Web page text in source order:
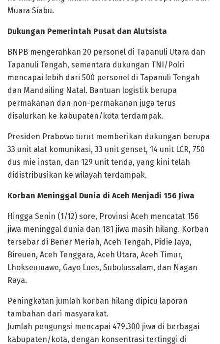
Muara Siabu.
Dukungan Pemerintah Pusat dan Alutsista
BNPB mengerahkan 20 personel di Tapanuli Utara dan
Tapanuli Tengah, sementara dukungan TNI/Polri
mencapai lebih dari 500 personel di Tapanuli Tengah
dan Mandailing Natal. Bantuan logistik berupa
permakanan dan non-permakanan juga terus
disalurkan ke kabupaten/kota terdampak.
Presiden Prabowo turut memberikan dukungan berupa
33 unit alat komunikasi, 33 unit genset, 14 unit LCR, 750
dus mie instan, dan 129 unit tenda, yang kini telah
didistribusikan ke wilayah terdampak.
Korban Meninggal Dunia di Aceh Menjadi 156 Jiwa
Hingga Senin (1/12) sore, Provinsi Aceh mencatat 156
jiwa meninggal dunia dan 181 jiwa masih hilang. Korban
tersebar di Bener Meriah, Aceh Tengah, Pidie Jaya,
Bireuen, Aceh Tenggara, Aceh Utara, Aceh Timur,
Lhokseumawe, Gayo Lues, Subulussalam, dan Nagan
Raya.
Peningkatan jumlah korban hilang dipicu laporan
tambahan dari masyarakat.
Jumlah pengungsi mencapai 479.300 jiwa di berbagai
kabupaten/kota, dengan konsentrasi tertinggi di